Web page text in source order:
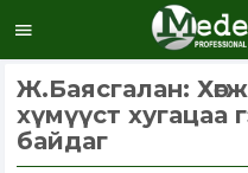
Ж.Баясгалан:
хүмүүст хугацаа
байдаг